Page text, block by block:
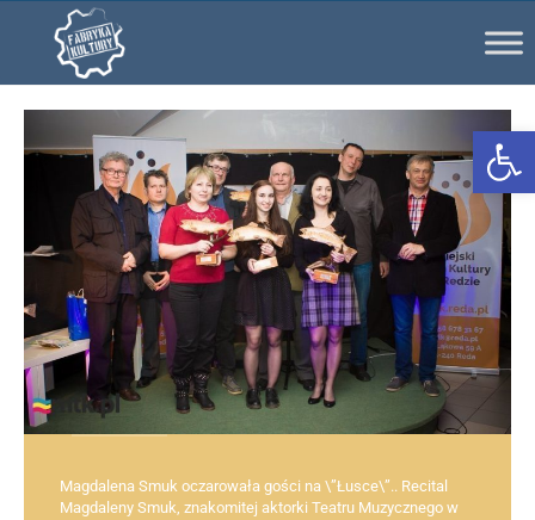
Magdalena Smuk oczarowała gości na \”Łusce\”.. Recital
Magdaleny Smuk, znakomitej aktorki Teatru Muzycznego w